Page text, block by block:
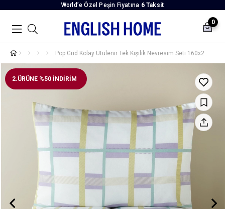
World’e Özel Peşin Fiyatına 6 Taksit
0
Pop Grid Kolay Ütülenir Tek Kişilik Nevresim Seti 160x220 cm Lila-Yeşil
2.ÜRÜNE %50 İNDİRİM